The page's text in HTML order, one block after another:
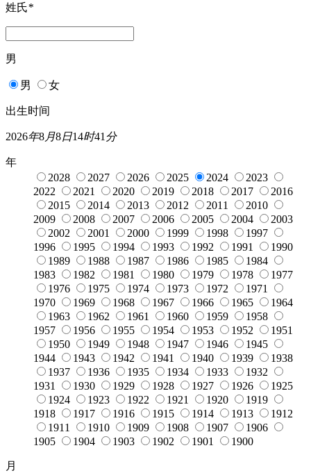
姓氏*
男
男 女
出生时间
2026年8月8日14时41 分
年
2028
2027 2026 2025 2024
2023
2022
2021 2020 2019 2018 2017
2016
2015
2014 2013 2012 2011
2010
2009
2008 2007 2006 2005 2004
2003
2002
2001 2000 1999 1998
1997
1996
1995 1994 1993 1992 1991
1990
1989
1988 1987 1986 1985
1984
1983
1982 1981 1980 1979 1978
1977
1976
1975 1974 1973 1972
1971
1970
1969 1968 1967 1966 1965
1964
1963
1962 1961 1960 1959
1958
1957
1956 1955 1954 1953 1952
1951
1950
1949 1948 1947 1946
1945
1944
1943 1942 1941 1940 1939
1938
1937
1936 1935 1934 1933
1932
1931
1930 1929 1928 1927 1926
1925
1924
1923 1922 1921 1920
1919
1918
1917 1916 1915 1914 1913
1912
1911
1910 1909 1908 1907
1906
1905
1904 1903 1902 1901 1900
月